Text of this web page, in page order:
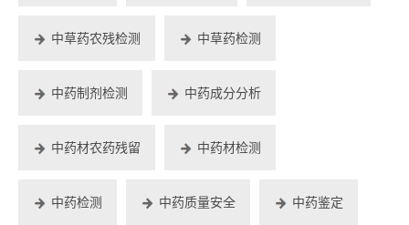
中草药农残检测 中草药检测
中药制剂检测 中药成分分析
中药材农药残留 中药材检测
中药检测 中药质量安全 中药鉴定